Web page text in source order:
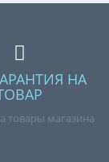
НА
товары магазина